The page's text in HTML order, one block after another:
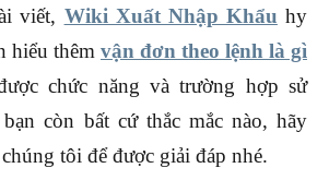
viết, Wiki Xuất Nhập Khẩu hy
hiểu thêm vận đơn theo lệnh là gì
chức năng và trường hợp sử
còn bất cứ thắc mắc nào, hãy
tôi để được giải đáp nhé.